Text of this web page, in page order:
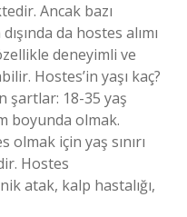
Ancak bazı
da hostes alımı
deneyimli ve
Hostes’in yaşı kaç?
şartlar: 18-35 yaş
boyunda olmak.
için yaş sınırı
Hostes
atak, kalp hastalığı,